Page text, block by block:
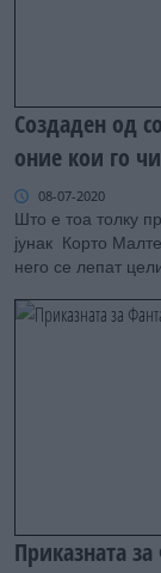
Создаден од
оние кои го
08-07-2020
Што е тоа толку
јунак Корто
него се лепат
Приказната